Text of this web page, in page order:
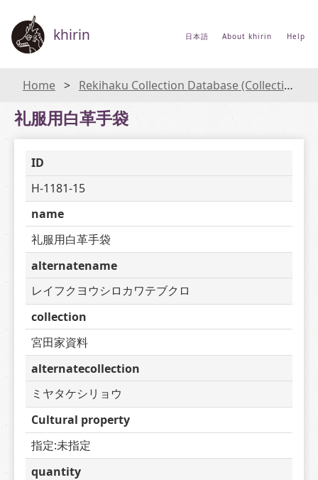
khirin 日本語 About khirin Help
Home Rekihaku Collection Database (Collections Database of the National Museum of Japanese History)
礼服用白革手袋
ID
H-1181-15
name
礼服用白革手袋
alternatename
レイフクヨウシロカワテブクロ
collection
宮田家資料
alternatecollection
ミヤタケシリョウ
Cultural property
指定:未指定
quantity